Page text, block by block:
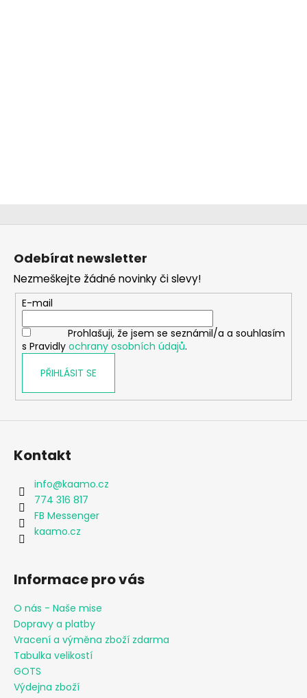
Z
Odebírat newsletter
Nezmeškejte žádné novinky či slevy!
E-mail
Prohlašuji, že jsem se seznámil/a a souhlasím
s Pravidly ochrany osobních údajů.
PŘIHLÁSIT SE
Kontakt
info@kaamo.cz
774 316 817
FB Messenger
kaamo.cz
Informace pro vás
O nás - Naše mise
Dopravy a platby
Vracení a výměna zboží zdarma
Tabulka velikostí
GOTS
Výdejna zboží